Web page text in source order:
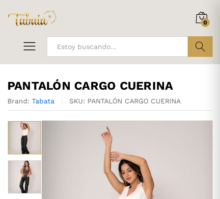
0
PANTALÓN CARGO CUERINA
Brand: Tabata SKU: PANTALÓN CARGO CUERINA